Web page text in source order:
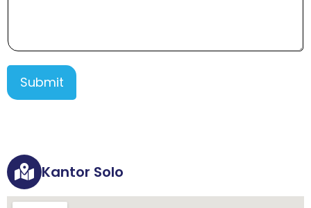
Submit
Kantor Solo